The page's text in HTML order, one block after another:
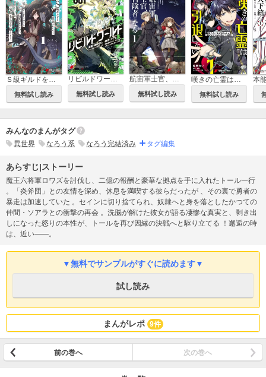
無料試し読み
リビルドワールド
無料試し読み
航宙軍士官、冒険者になる
無料試し読み 無料試し読み
みんなのまんがタグ
異世界 なろう系 なろう完結済み タグ編集
あらすじ|ストーリー
魔王六将軍ロワズを討伐し、二億の報酬と豪華な拠点を手に入れたトール一行
。「炎斧団」との友情を深め、休息を満喫する彼らだったが 、その裏で勇者の
暴走は加速していた 。セインに切り捨てられ、奴隷へと身を落としたかつての
仲間・ソアラとの衝撃の再会 。洗脳が解けた彼女が語る凄惨な真実と、剥き出
しになった怒りの本性が、トールを再び因縁の決戦へと駆り立てる ！邂逅の時
は、近い――。
▼無料でサンプルがすぐに読めます▼
試し読み
まんがレポ 9件
前の巻へ 次の巻へ